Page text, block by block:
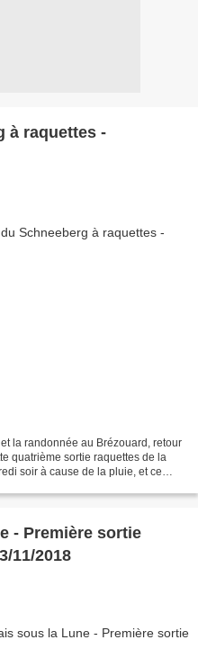
à raquettes -
la randonnée au Brézouard, retour
quatrième sortie raquettes de la
soir à cause de la pluie, et ce
- Première sortie
11/2018